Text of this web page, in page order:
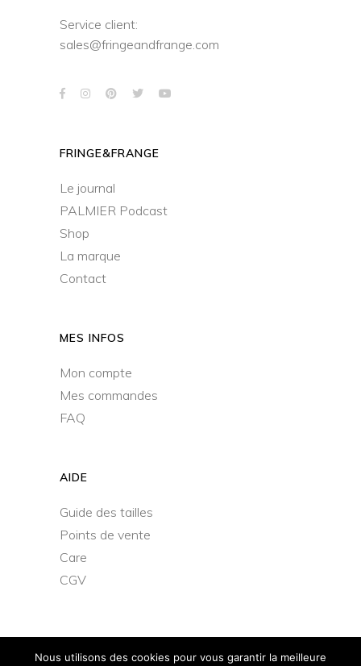
Service client:
sales@fringeandfrange.com
FRINGE&FRANGE
Le journal
PALMIER Podcast
Shop
La marque
Contact
MES INFOS
Mon compte
Mes commandes
FAQ
AIDE
Guide des tailles
Points de vente
Care
CGV
Nous utilisons des cookies pour vous garantir la meilleure